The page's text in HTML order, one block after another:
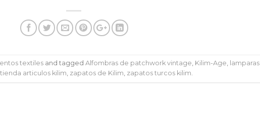
textiles and taggedAlfombras de patchwork vintage, Kilim-Age, lamparas
tienda articulos kilim, zapatos de Kilim, zapatos turcos kilim.